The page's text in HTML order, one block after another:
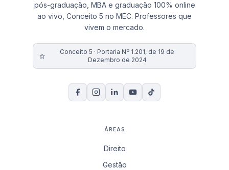
pós-graduação, MBA e graduação 100% online
ao vivo, Conceito 5 no MEC. Professores que
vivem o mercado.
Conceito 5 · Portaria Nº 1.201, de 19 de
Dezembro de 2024
ÁREAS
Direito
Gestão